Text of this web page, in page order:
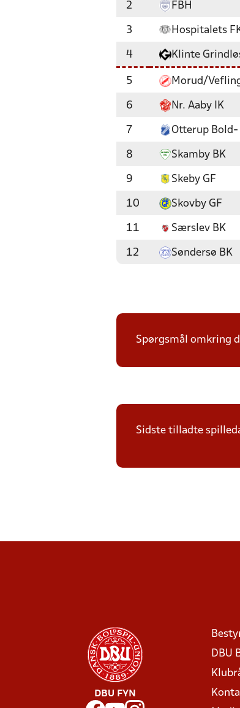
2 FBH
3 Hospitalets
4 Klinte
5 Morud/
6 Nr. Aaby IK
7 Otterup
8 Skamby BK
9 Skeby GF
10 Skovby GF
11 Særslev BK
12 Søndersø BK
Spørgsmål omkring
Sidste tilladte
DBU FYN
DBU